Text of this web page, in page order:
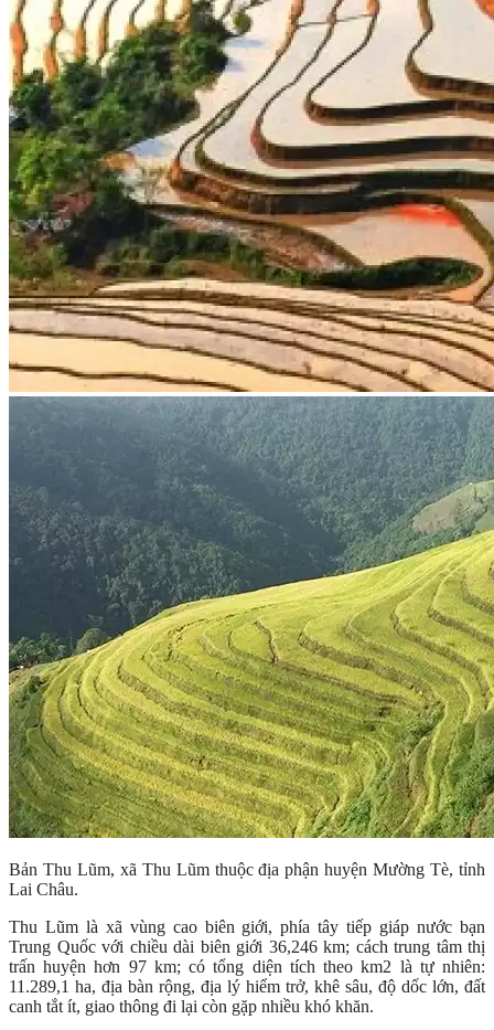
Bản Thu Lũm, xã Thu Lũm thuộc địa phận huyện Mường Tè, tỉnh
Lai Châu.
Thu Lũm là xã vùng cao biên giới, phía tây tiếp giáp nước bạn
Trung Quốc với chiều dài biên giới 36,246 km; cách trung tâm thị
trấn huyện hơn 97 km; có tổng diện tích theo km2 là tự nhiên:
11.289,1 ha, địa bàn rộng, địa lý hiểm trở, khê sâu, độ dốc lớn, đất
canh tắt ít, giao thông đi lại còn gặp nhiều khó khăn.